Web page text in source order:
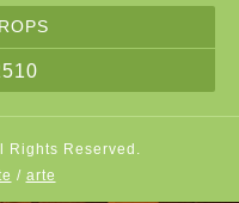
Rights Reserved.
/ arte